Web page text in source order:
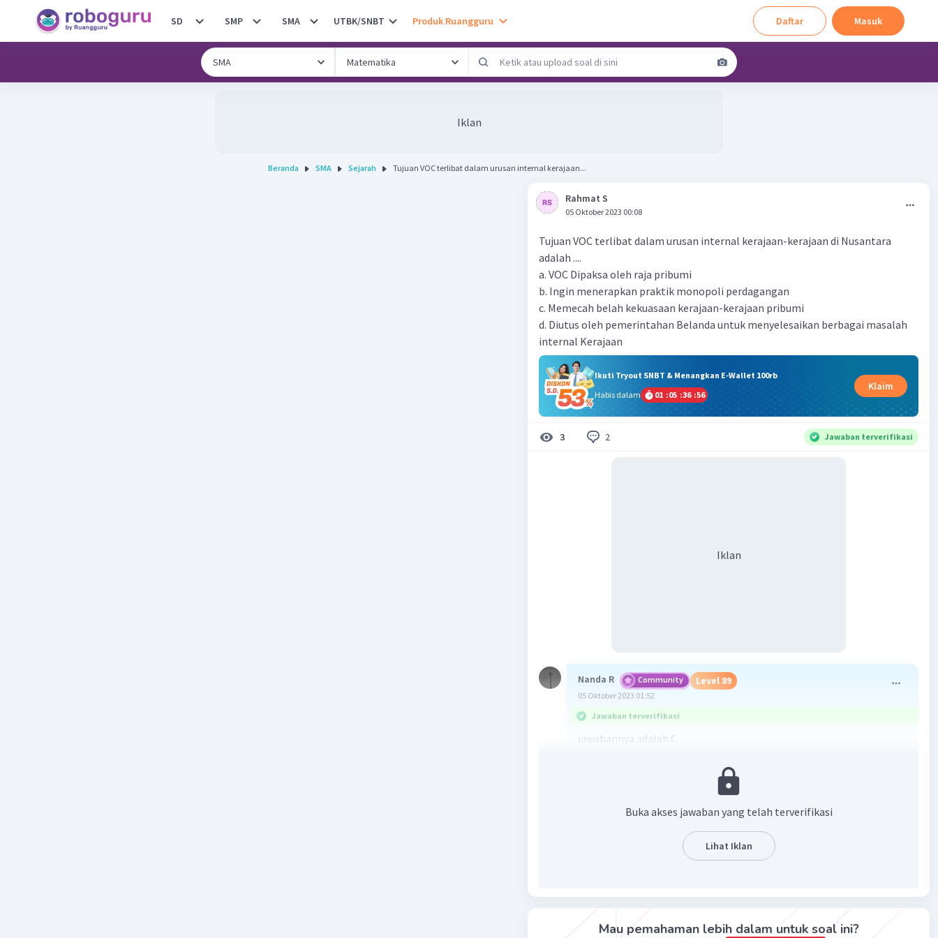
SD SMP SMA UTBK/SNBT Produk Ruangguru Daftar Masuk
Iklan
Beranda SMA Sejarah Tujuan VOC terlibat dalam urusan internal kerajaan...
Rahmat S
05 Oktober 2023 00:08
Tujuan VOC terlibat dalam urusan internal kerajaan-kerajaan di Nusantara
adalah ....
a. VOC Dipaksa oleh raja pribumi
b. Ingin menerapkan praktik monopoli perdagangan
c. Memecah belah kekuasaan kerajaan-kerajaan pribumi
d. Diutus oleh pemerintahan Belanda untuk menyelesaikan berbagai masalah
internal Kerajaan
Ikuti Tryout SNBT & Menangkan E-Wallet 100rb
Habis dalam
01 :05 :36 :55
Klaim
3 2 Jawaban terverifikasi
Iklan
Nanda R Community Level 89
05 Oktober 2023 01:52
Jawaban terverifikasi
jawabannya adalah C.
Wilayah kekuasaan VOC di Nusantara sangatlah luas dan meliputi
beberapa pelabuhan dan kota besar yang ramai. Namun VOC sendiri
hanya memiliki kekuatan terbatas tidak hanya dalam bidang militer
untuk mempertahan tempat tersebut, namun juga pegawai
birokrasi yang dibutuhkan untuk mengatur arus perdagangan
setempat. Karena hal tersebut, VOC seringkali berada dalam
diantaranya adalah dengan cara mendukung satu pihak bangsawan
Buka akses jawaban yang telah terverifikasi
Lihat Iklan
Mau pemahaman lebih dalam untuk soal ini?